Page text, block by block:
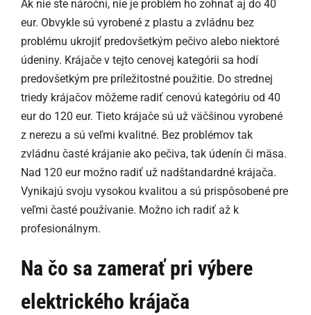
Ak nie ste nároční, nie je problém ho zohnať aj do 40
eur. Obvykle sú vyrobené z plastu a zvládnu bez
problému ukrojiť predovšetkým pečivo alebo niektoré
údeniny. Krájače v tejto cenovej kategórii sa hodí
predovšetkým pre príležitostné použitie. Do strednej
triedy krájačov môžeme radiť cenovú kategóriu od 40
eur do 120 eur. Tieto krájače sú už väčšinou vyrobené
z nerezu a sú veľmi kvalitné. Bez problémov tak
zvládnu časté krájanie ako pečiva, tak údenín či mäsa.
Nad 120 eur možno radiť už nadštandardné krájača.
Vynikajú svoju vysokou kvalitou a sú prispôsobené pre
veľmi časté používanie. Možno ich radiť až k
profesionálnym.
Na čo sa zamerať pri výbere
elektrického krájača